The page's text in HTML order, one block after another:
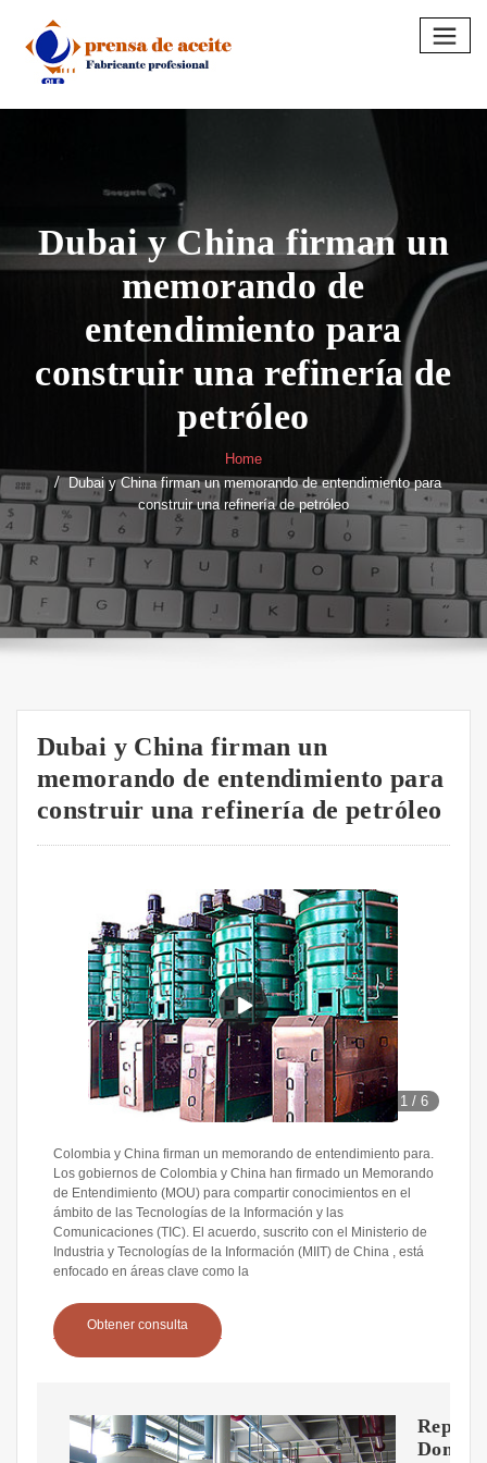
content
Dubai y China firman un
memorando de
entendimiento para
construir una refinería de
petróleo
Home
Dubai y China firman un memorando de entendimiento para
construir una refinería de petróleo
Dubai y China firman un
memorando de entendimiento para
construir una refinería de petróleo
1 /6
Colombia y China firman un memorando de entendimiento para.
Los gobiernos de Colombia y China han firmado un Memorando
de Entendimiento (MOU) para compartir conocimientos en el
ámbito de las Tecnologías de la Información y las
Comunicaciones (TIC). El acuerdo, suscrito con el Ministerio de
Industria y Tecnologías de la Información (MIIT) de China , está
enfocado en áreas clave como la
Obtener consulta